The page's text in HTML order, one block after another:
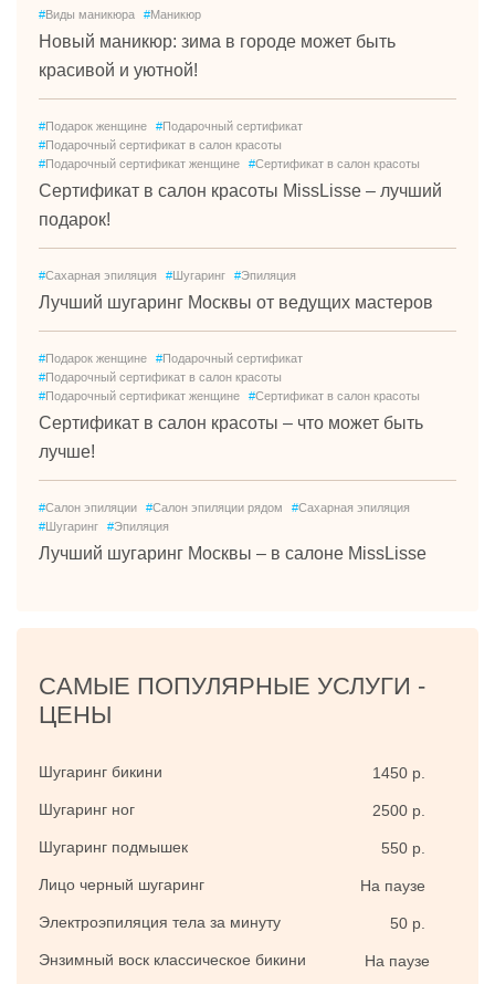
#Виды маникюра #Маникюр
Новый маникюр: зима в городе может быть
красивой и уютной!
#Подарок женщине #Подарочный сертификат
#Подарочный сертификат в салон красоты
#Подарочный сертификат женщине #Сертификат в салон красоты
Сертификат в салон красоты MissLisse – лучший
подарок!
#Сахарная эпиляция #Шугаринг #Эпиляция
Лучший шугаринг Москвы от ведущих мастеров
#Подарок женщине #Подарочный сертификат
#Подарочный сертификат в салон красоты
#Подарочный сертификат женщине #Сертификат в салон красоты
Сертификат в салон красоты – что может быть
лучше!
#Салон эпиляции #Салон эпиляции рядом #Сахарная эпиляция
#Шугаринг #Эпиляция
Лучший шугаринг Москвы – в салоне MissLisse
САМЫЕ ПОПУЛЯРНЫЕ УСЛУГИ -
ЦЕНЫ
Шугаринг бикини 1450 р.
Шугаринг ног 2500 р.
Шугаринг подмышек 550 р.
Лицо черный шугаринг На паузе
Электроэпиляция тела за минуту 50 р.
Энзимный воск классическое бикини На паузе